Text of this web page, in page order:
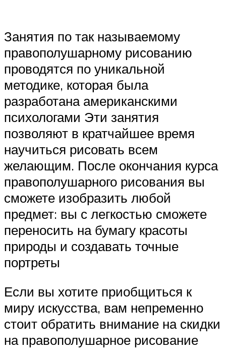
Занятия по так называемому
правополушарному рисованию
проводятся по уникальной
методике, которая была
разработана американскими
психологами Эти занятия
позволяют в кратчайшее время
научиться рисовать всем
желающим. После окончания курса
правополушарного рисования вы
сможете изобразить любой
предмет: вы с легкостью сможете
переносить на бумагу красоты
природы и создавать точные
портреты
Если вы хотите приобщиться к
миру искусства, вам непременно
стоит обратить внимание на скидки
на правополушарное рисование